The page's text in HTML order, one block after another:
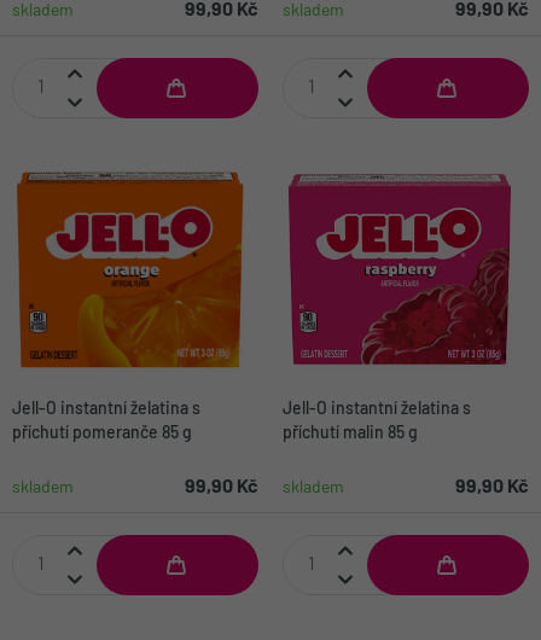
skladem 99,90 Kč skladem 99,90 Kč
Jell-O instantní želatina s
příchutí pomeranče 85 g
skladem 99,90 Kč
Jell-O instantní želatina s
příchutí malin 85 g
skladem 99,90 Kč